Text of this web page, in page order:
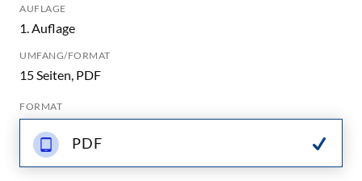
AUFLAGE
1. Auflage
UMFANG/FORMAT
15 Seiten, PDF
FORMAT
PDF